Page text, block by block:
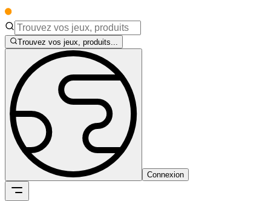
Trouvez vos jeux, produits...
Connexion